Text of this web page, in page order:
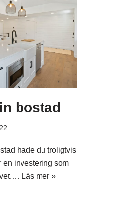
bostad
hade du troligtvis
en investering som
Läs mer »